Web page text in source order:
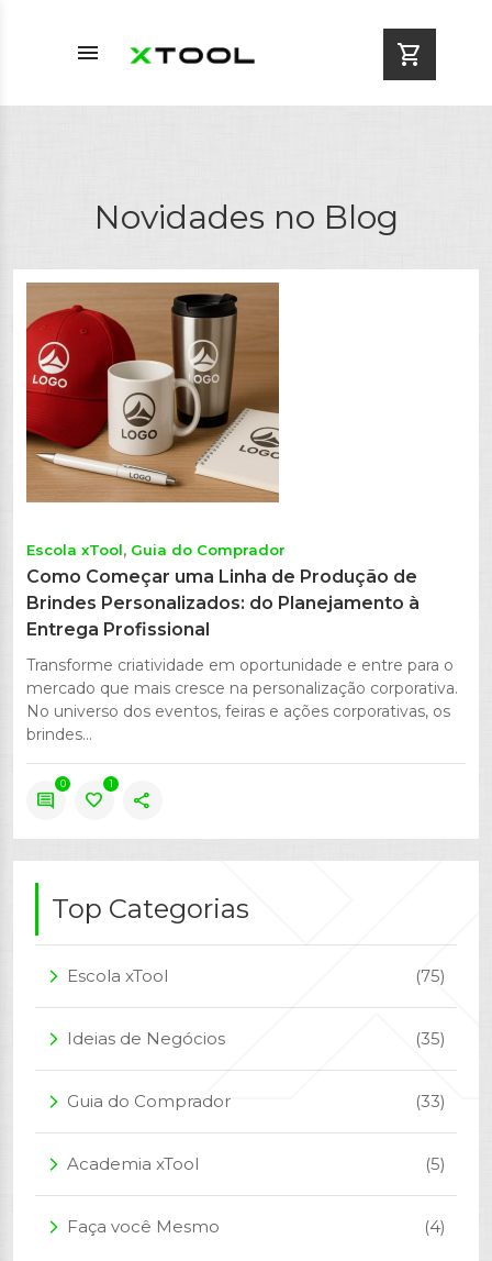
menu shopping_cart
Novidades no Blog
Escola xTool Guia do Comprador
Como Começar uma Linha de Produção de
Brindes Personalizados: do Planejamento à
Entrega Profissional
Transforme criatividade em oportunidade e entre para o
mercado que mais cresce na personalização corporativa.
No universo dos eventos, feiras e ações corporativas, os
brindes...
comment
0
favorite
1
share
Top Categorias
arrow_forward_ios Escola xTool (75)
arrow_forward_ios Ideias de Negócios (35)
arrow_forward_ios Guia do Comprador (33)
arrow_forward_ios Academia xTool (5)
arrow_forward_ios Faça você Mesmo (4)